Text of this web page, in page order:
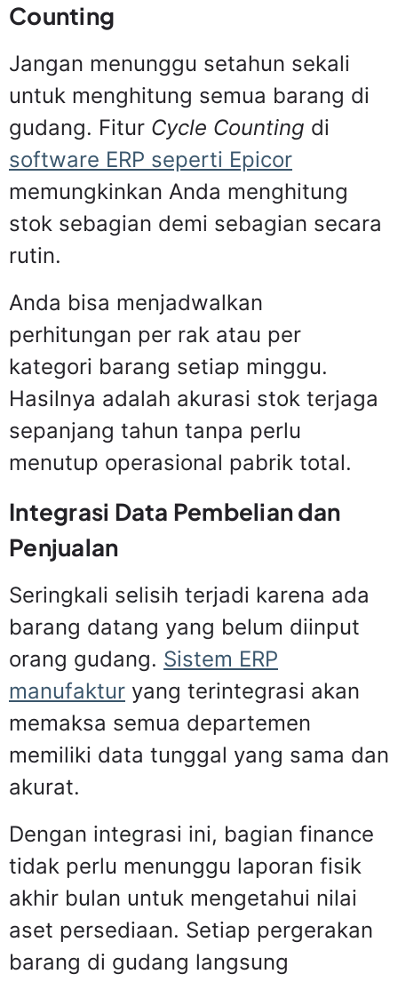
Counting
Jangan menunggu setahun sekali
untuk menghitung semua barang di
gudang. Fitur Cycle Counting di
software ERP seperti Epicor
memungkinkan Anda menghitung
stok sebagian demi sebagian secara
rutin.
Anda bisa menjadwalkan
perhitungan per rak atau per
kategori barang setiap minggu.
Hasilnya adalah akurasi stok terjaga
sepanjang tahun tanpa perlu
menutup operasional pabrik total.
Integrasi Data Pembelian dan
Penjualan
Seringkali selisih terjadi karena ada
barang datang yang belum diinput
orang gudang. Sistem ERP
manufaktur yang terintegrasi akan
memaksa semua departemen
memiliki data tunggal yang sama dan
akurat.
Dengan integrasi ini, bagian finance
tidak perlu menunggu laporan fisik
akhir bulan untuk mengetahui nilai
aset persediaan. Setiap pergerakan
barang di gudang langsung